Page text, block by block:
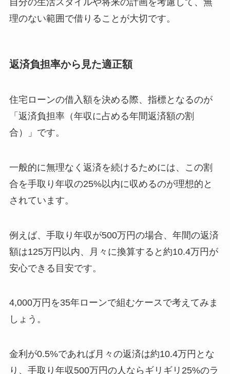
自分の生活スタイルや将来の計画を考慮して、無
理のない範囲で借りることが大切です。
返済負担率から見た適正額
住宅ローンの借入額を決める際、指標となるのが
「返済負担率（年収に占める年間返済額の割
合）」です。
一般的に無理なく返済を続けるためには、この割
合を手取り年収の25%以内に収めるのが理想的と
されています。
例えば、手取り年収が500万円の場合、年間の返済
額は125万円以内、月々に換算すると約10.4万円が
安心できる目安です。
4,000万円を35年ローンで組むケースで考えてみま
しょう。
金利が0.5%であれば月々の返済は約10.4万円とな
り、手取り年収500万円の人ならギリギリ25%のラ